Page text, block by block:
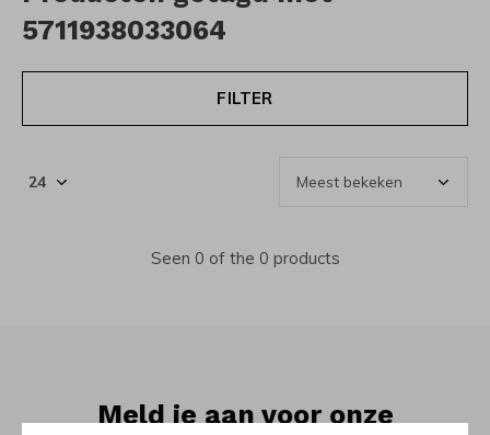
5711938033064
FILTER
Seen 0 of the 0 products
Meld je aan voor onze